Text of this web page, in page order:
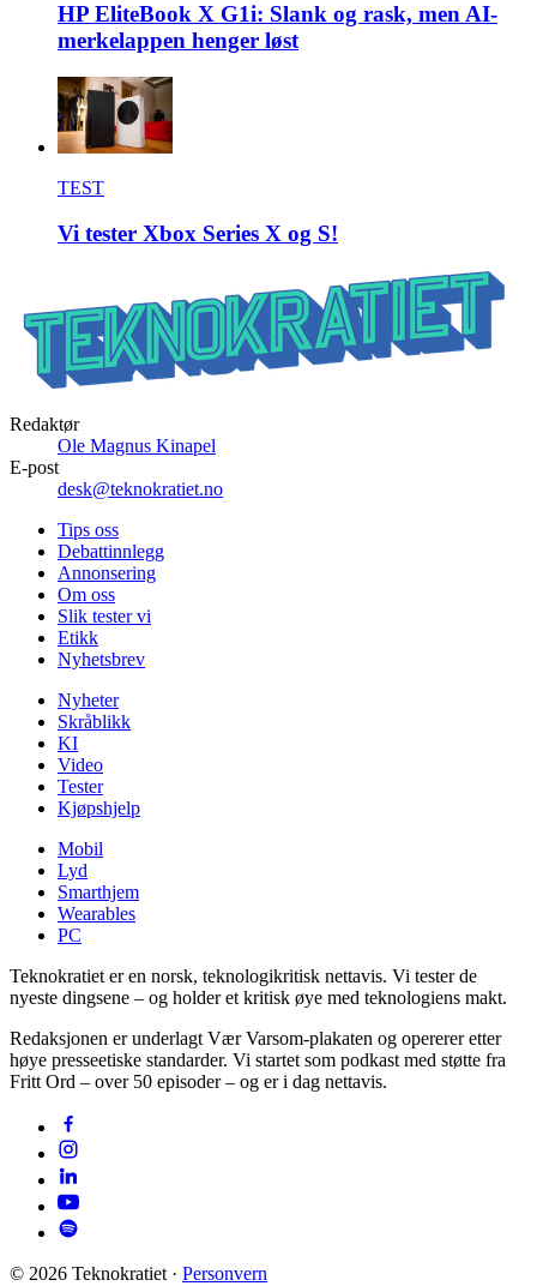
HP EliteBook X G1i: Slank og rask, men AI-
merkelappen henger løst
TEST
Vi tester Xbox Series X og S!
Redaktør
Ole Magnus Kinapel
E-post
desk@teknokratiet.no
Tips oss
Debattinnlegg
Annonsering
Om oss
Slik tester vi
Etikk
Nyhetsbrev
Nyheter
Skråblikk
KI
Video
Tester
Kjøpshjelp
Mobil
Lyd
Smarthjem
Wearables
PC
Teknokratiet er en norsk, teknologikritisk nettavis. Vi tester de
nyeste dingsene – og holder et kritisk øye med teknologiens makt.
Redaksjonen er underlagt Vær Varsom-plakaten og opererer etter
høye presseetiske standarder. Vi startet som podkast med støtte fra
Fritt Ord – over 50 episoder – og er i dag nettavis.
© 2026 Teknokratiet · Personvern